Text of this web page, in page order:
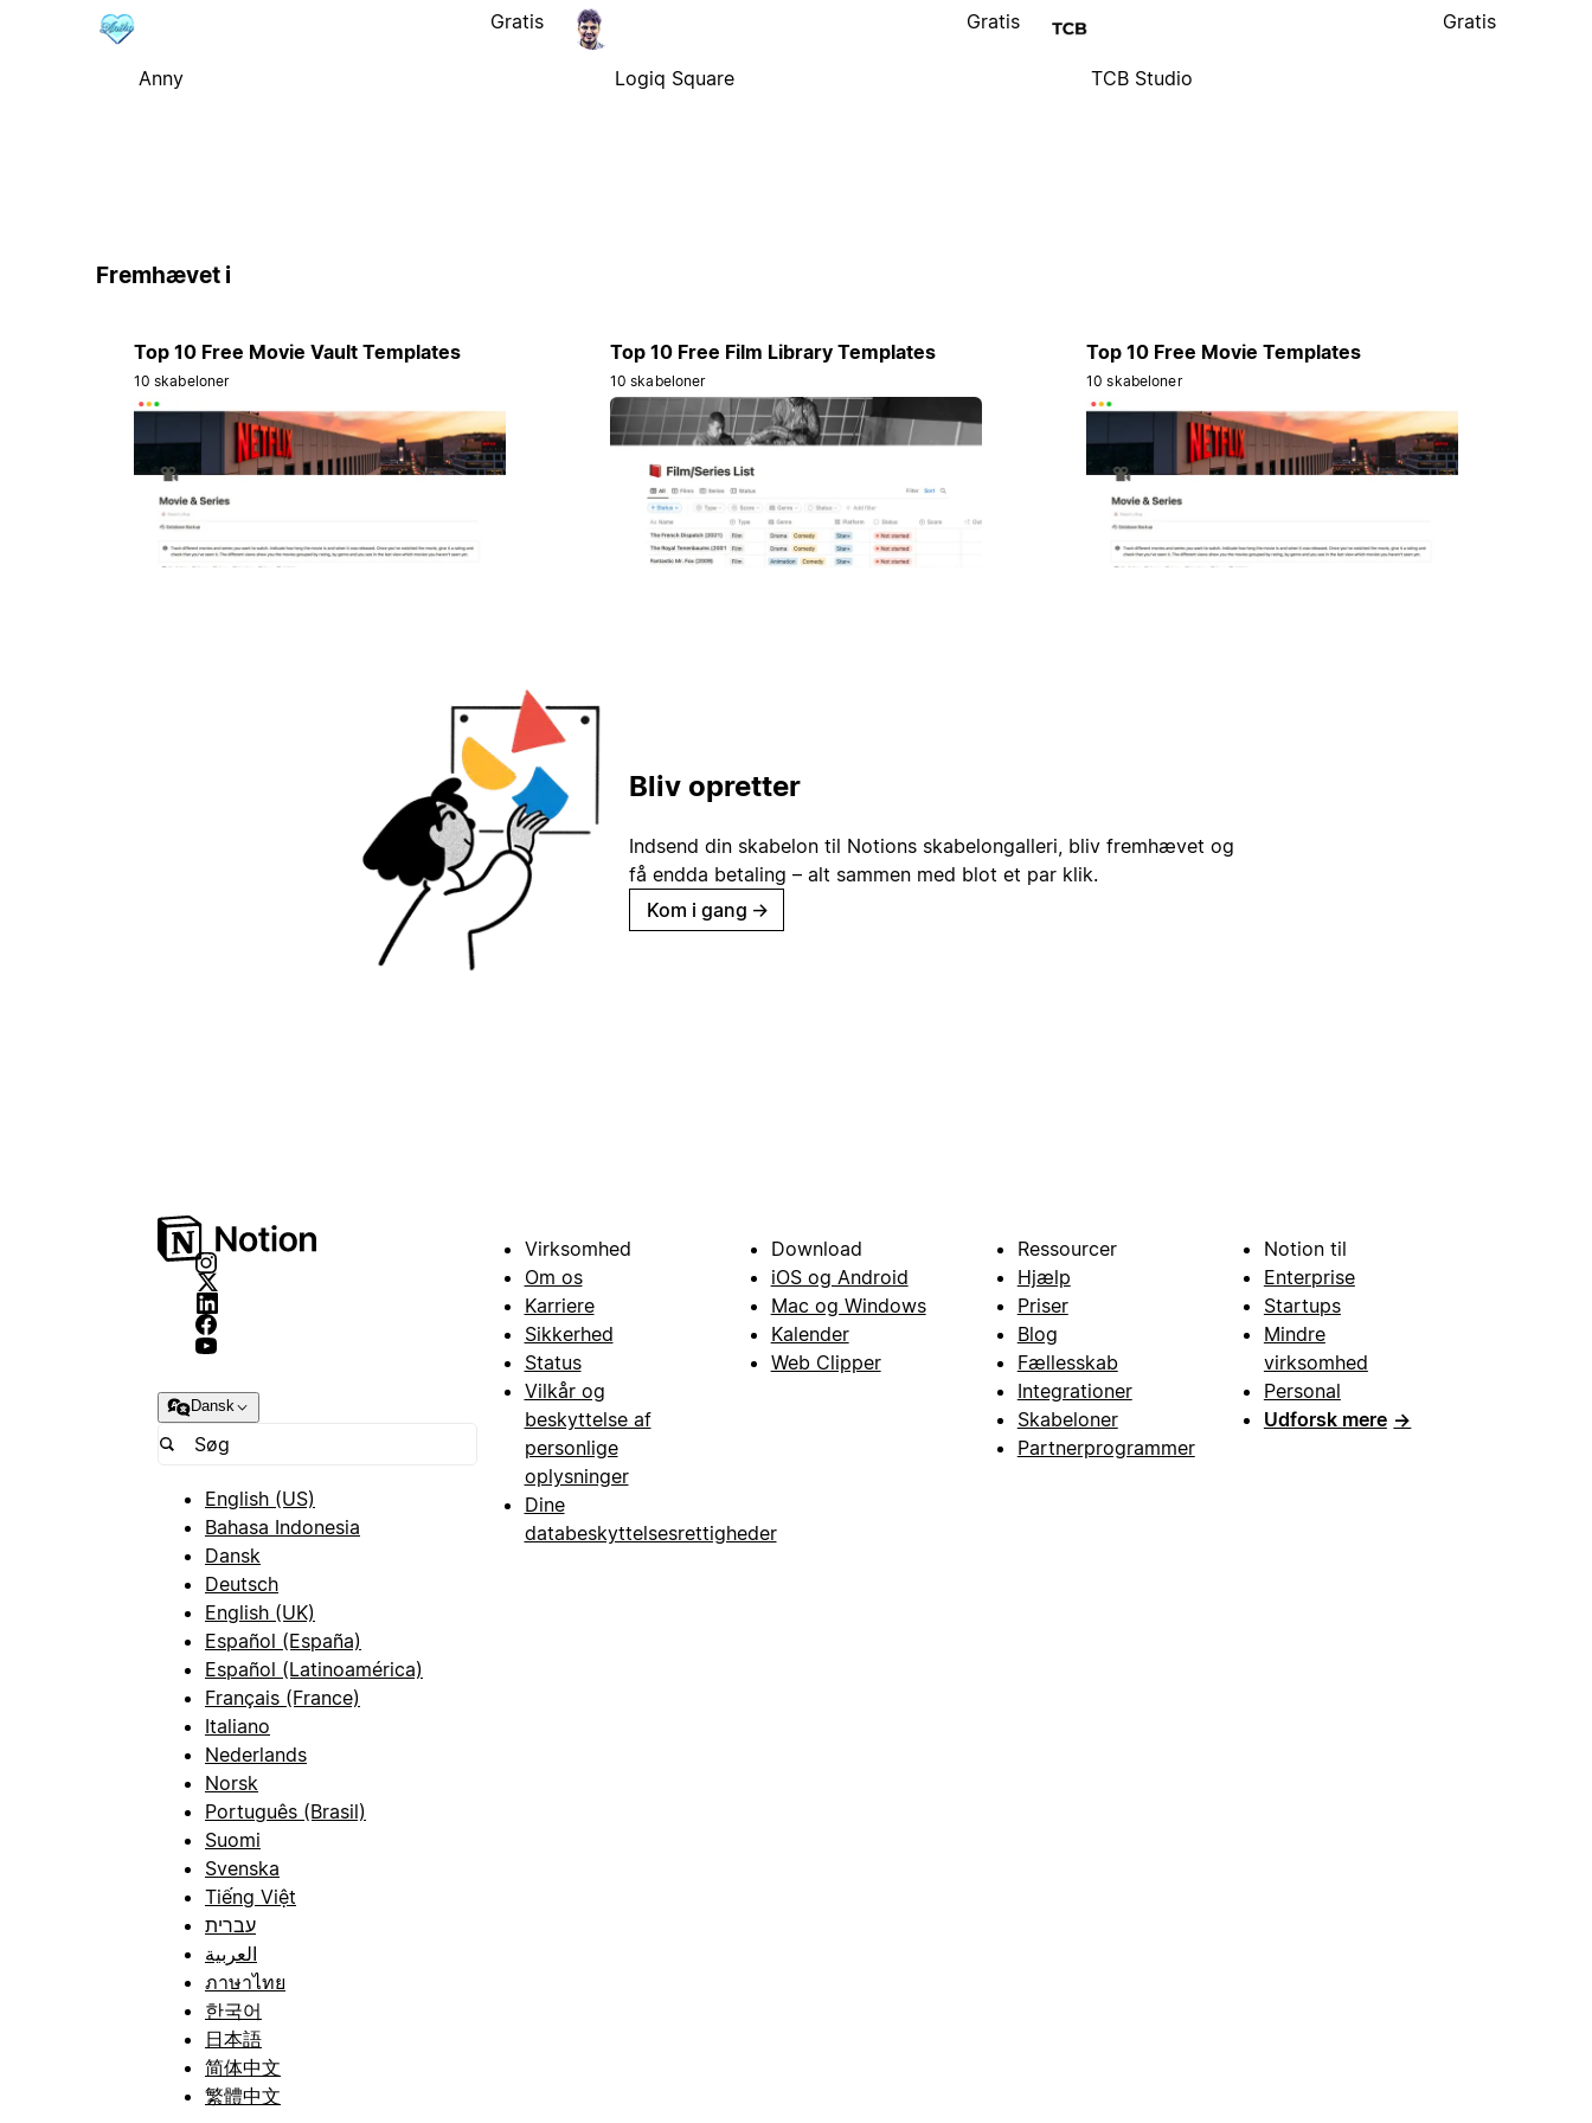
Anny
Gratis
Logiq Square
Gratis
TCB Studio
Gratis
Fremhævet i
Top 10 Free Movie Vault Templates
10 skabeloner
Top 10 Free Film Library Templates
10 skabeloner
Top 10 Free Movie Templates
10 skabeloner
Bliv opretter
Indsend din skabelon til Notions skabelongalleri, bliv fremhævet og
få endda betaling – alt sammen med blot et par klik.
Kom i gang →
Dansk
English (US)
Bahasa Indonesia
Dansk
Deutsch
English (UK)
Español (España)
Español (Latinoamérica)
Français (France)
Italiano
Nederlands
Norsk
Português (Brasil)
Suomi
Svenska
Tiếng Việt
עברית
العربية
ภาษาไทย
한국어
日本語
简体中文
繁體中文
Virksomhed
Om os
Karriere
Sikkerhed
Status
Vilkår og
beskyttelse af
personlige
oplysninger
Dine
databeskyttelsesrettigheder
Download
iOS og Android
Mac og Windows
Kalender
Web Clipper
Ressourcer
Hjælp
Priser
Blog
Fællesskab
Integrationer
Skabeloner
Partnerprogrammer
Notion til
Enterprise
Startups
Mindre
virksomhed
Personal
Udforsk mere →